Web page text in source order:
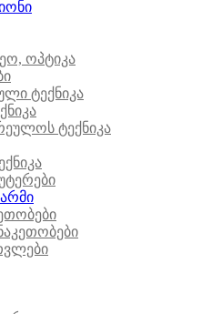
ოპტიკა
ტექნიკა
ტექნიკა